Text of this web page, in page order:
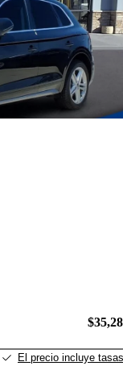
El precio incluye tasas